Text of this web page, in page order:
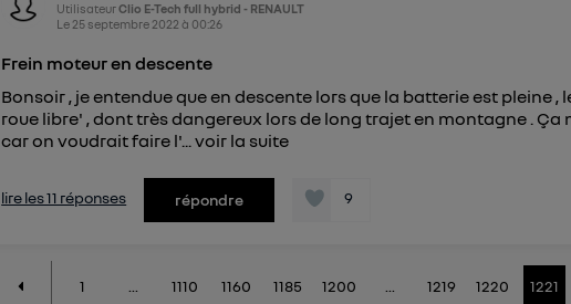
UtilisateurClio E-Tech full hybrid - RENAULT
Le 25 septembre 2022 à 00:26
Frein moteur en descente
Bonsoir , je entendue que en descente lors que la batterie est pleine ,
roue libre' , dont très dangereux lors de long trajet en montagne .
car on voudrait faire l'...voir la suite
lire les 11 réponses répondre 9
1 1110 1160 1185 1200 1219 1220 1221